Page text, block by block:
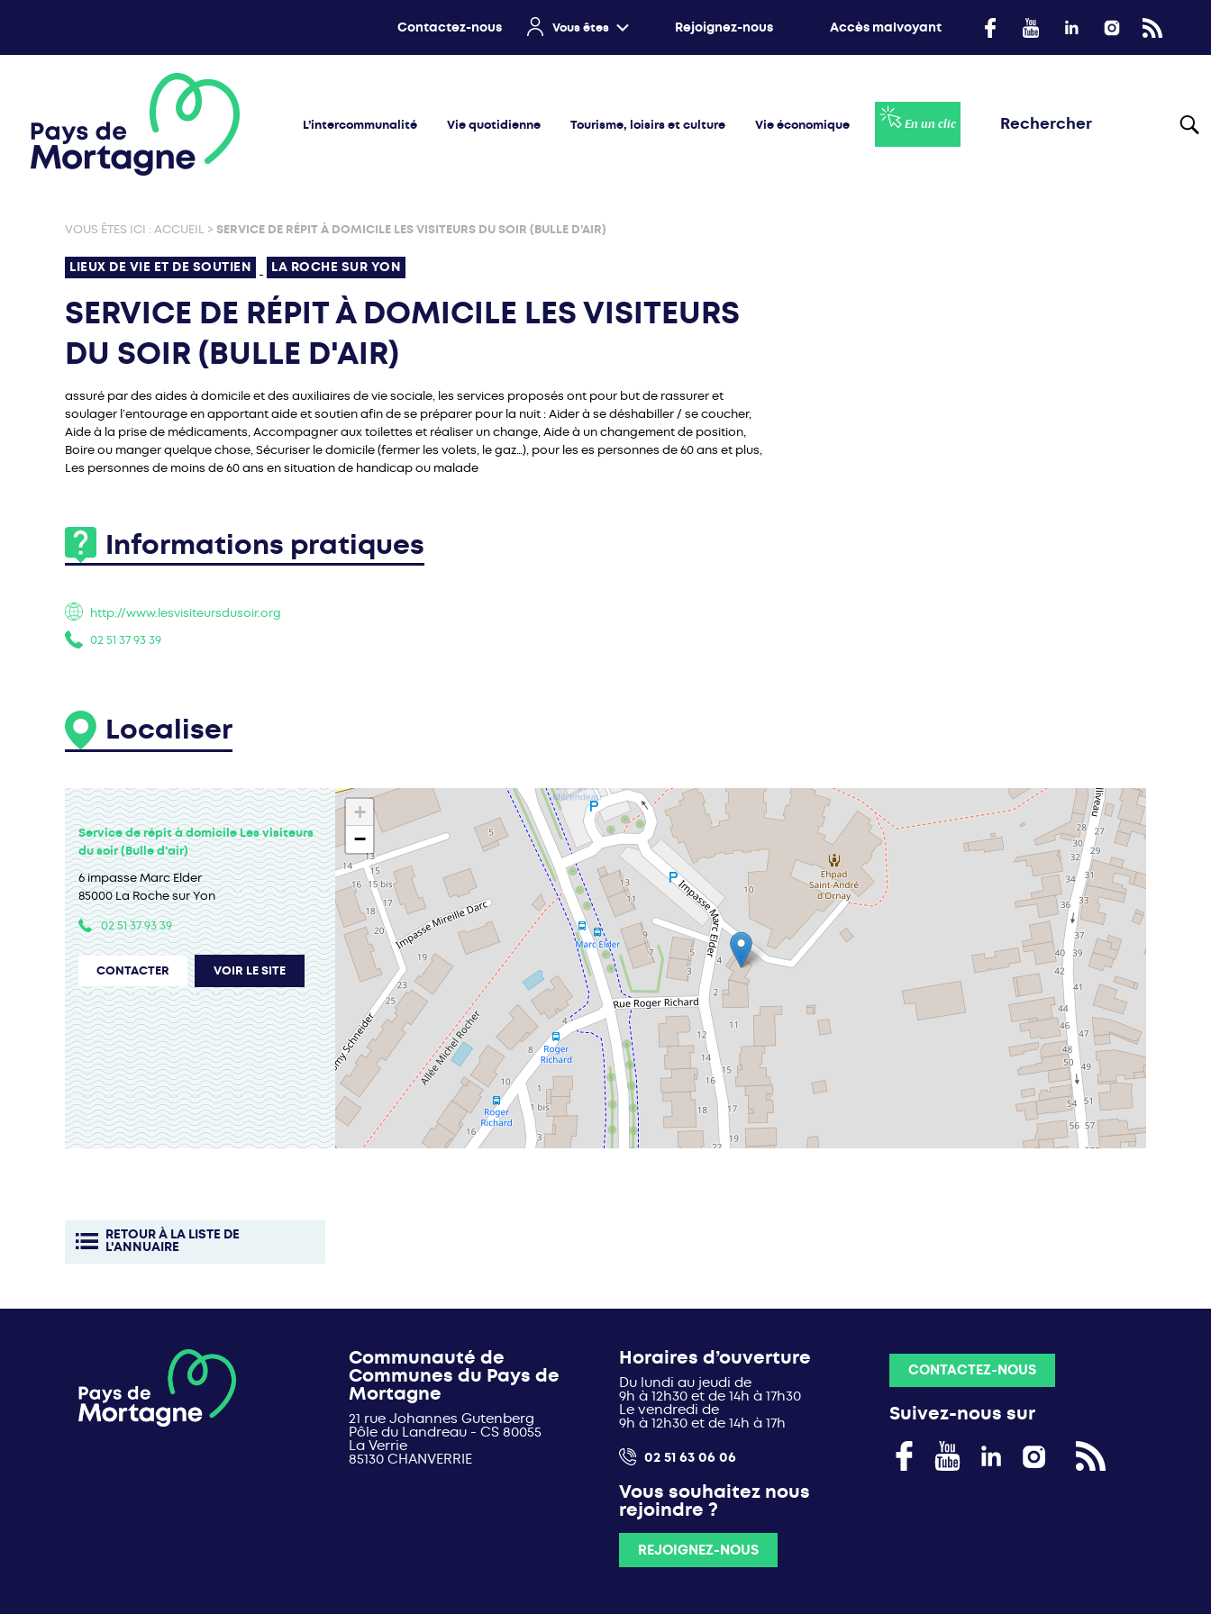
Contactez-nous Vous êtes Rejoignez-nous Accès malvoyant
L’intercommunalité Vie quotidienne Tourisme, loisirs et culture Vie économique En un clic
VOUS ÊTES ICI : ACCUEIL >SERVICE DE RÉPIT À DOMICILE LES VISITEURS DU SOIR (BULLE D’AIR)
LIEUX DE VIE ET DE SOUTIEN - LA ROCHE SUR YON
SERVICE DE RÉPIT À DOMICILE LES VISITEURS
DU SOIR (BULLE D'AIR)
assuré par des aides à domicile et des auxiliaires de vie sociale, les services proposés ont pour but de rassurer et
soulager l’entourage en apportant aide et soutien afin de se préparer pour la nuit : Aider à se déshabiller / se coucher,
Aide à la prise de médicaments, Accompagner aux toilettes et réaliser un change, Aide à un changement de position,
Boire ou manger quelque chose, Sécuriser le domicile (fermer les volets, le gaz…), pour les es personnes de 60 ans et plus,
Les personnes de moins de 60 ans en situation de handicap ou malade
Informations pratiques
http://www.lesvisiteursdusoir.org
02 51 37 93 39
Localiser
Service de répit à domicile Les visiteurs
du soir (Bulle d'air)
6 impasse Marc Elder
85000 La Roche sur Yon
02 51 37 93 39
CONTACTER VOIR LE SITE
+
−
RETOUR À LA LISTE DE
L'ANNUAIRE
Communauté de
Communes du Pays de
Mortagne
21 rue Johannes Gutenberg
Pôle du Landreau - CS 80055
La Verrie
85130 CHANVERRIE
Horaires d’ouverture
Du lundi au jeudi de
9h à 12h30 et de 14h à 17h30
Le vendredi de
9h à 12h30 et de 14h à 17h
02 51 63 06 06
Vous souhaitez nous
rejoindre ?
REJOIGNEZ-NOUS
CONTACTEZ-NOUS
Suivez-nous sur